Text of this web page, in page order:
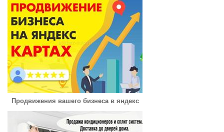
Продвижения вашего бизнеса в яндекс